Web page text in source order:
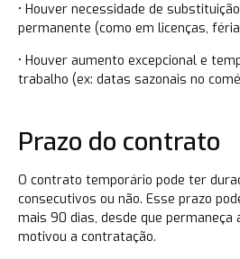
• Houver necessidade de
permanente (como em licenças,
• Houver aumento excepcional e
trabalho (ex: datas sazonais no
Prazo do contrato
O contrato temporário pode ter
consecutivos ou não. Esse prazo
mais 90 dias, desde que permaneça
motivou a contratação.